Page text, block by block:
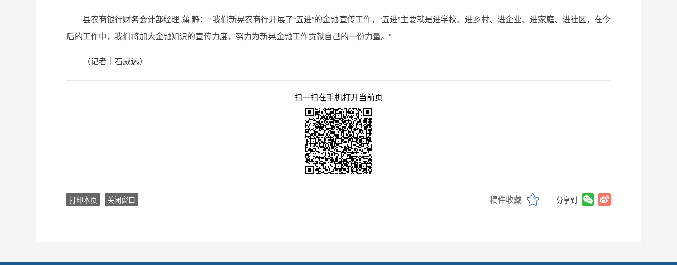
县农商银行财务会计部经理 蒲 静：“ 我们新晃农商行开展了“五进”的金融宣传工作，“五进”主要就是进学校、进乡村、进企业、进家庭、进社区，在今
后的工作中，我们将加大金融知识的宣传力度，努力为新晃金融工作贡献自己的一份力量。”
（记者｜石威远）
扫一扫在手机打开当前页
打印本页 关闭窗口 稿件收藏 分享到